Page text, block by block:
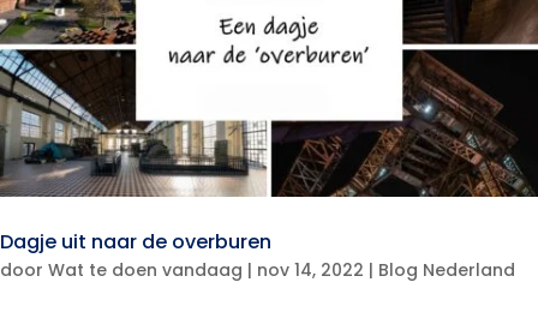
Dagje uit naar de overburen
door Wat te doen vandaag | nov 14, 2022 | Blog Nederland